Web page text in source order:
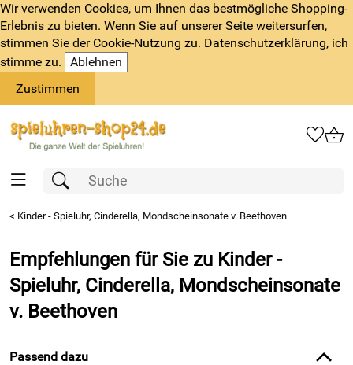
Wir verwenden Cookies, um Ihnen das bestmögliche Shopping-
Erlebnis zu bieten. Wenn Sie auf unserer Seite weitersurfen,
stimmen Sie der Cookie-Nutzung zu. Datenschutzerklärung, ich
stimme zu.
Ablehnen
Zustimmen
< Kinder - Spieluhr, Cinderella, Mondscheinsonate v. Beethoven
Empfehlungen für Sie zu Kinder -
Spieluhr, Cinderella, Mondscheinsonate
v. Beethoven
Passend dazu